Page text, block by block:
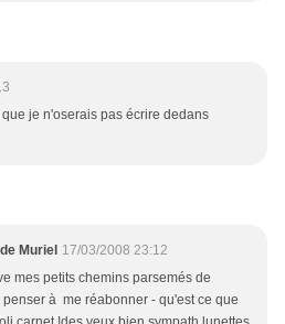
que je n'oserais pas écrire dedans
Muriel 17/03/2008 23:12
mes petits chemins parsemés de
à me réabonner - qu'est ce que